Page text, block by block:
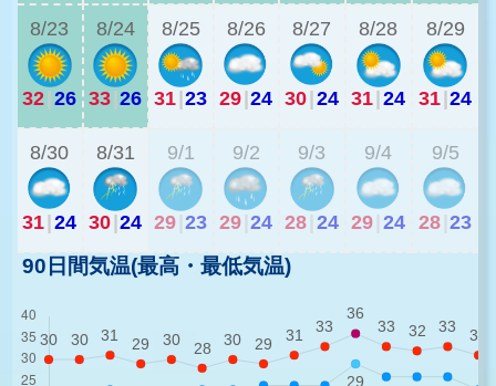
8/23
32 26
8/24
33 26
8/25
31 23
8/26
29 24
8/27
30 24
8/28
31 24
8/29
31 24
8/30
31 24
8/31
30 24
9/1
29 23
9/2
29 24
9/3
28 24
9/4
29 24
9/5
28 23
90日間気温(最高・最低気温)